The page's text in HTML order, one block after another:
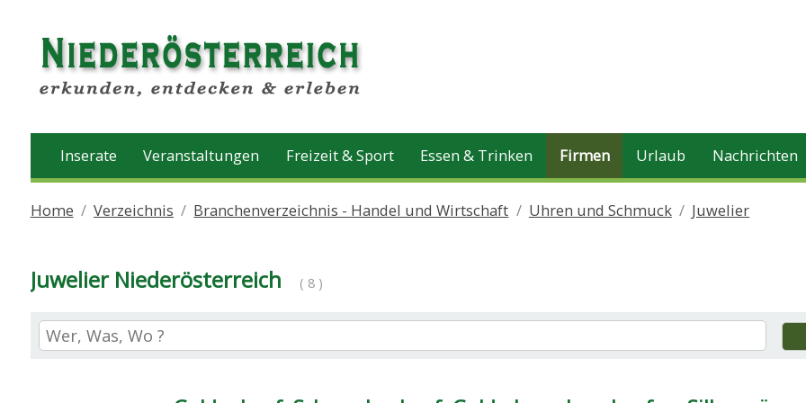
Inserate Veranstaltungen Freizeit & Sport Essen & Trinken Firmen Urlaub Nachrichten
Home Verzeichnis Branchenverzeichnis - Handel und Wirtschaft Uhren und Schmuck Juwelier
Juwelier Niederösterreich ( 8 )